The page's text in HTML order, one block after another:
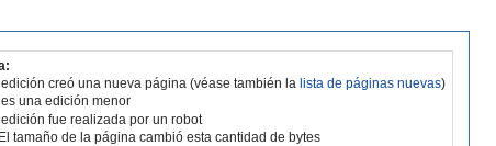
edición creó una nueva página (véase también la lista de páginas nuevas)
es una edición menor
edición fue realizada por un robot
El tamaño de la página cambió esta cantidad de bytes